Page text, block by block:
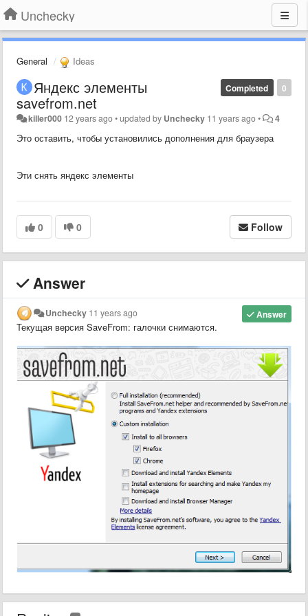
Unchecky
General Ideas
0
Completed
Яндекс элементы
savefrom.net
killer000 12 years ago•updated by Unchecky 11 years ago• 4
Это оставить, чтобы установились дополнения для браузера
Эти снять яндекс элементы
0 0 Follow
Answer
Answer
Unchecky 11 years ago
Текущая версия SaveFrom: галочки снимаются.